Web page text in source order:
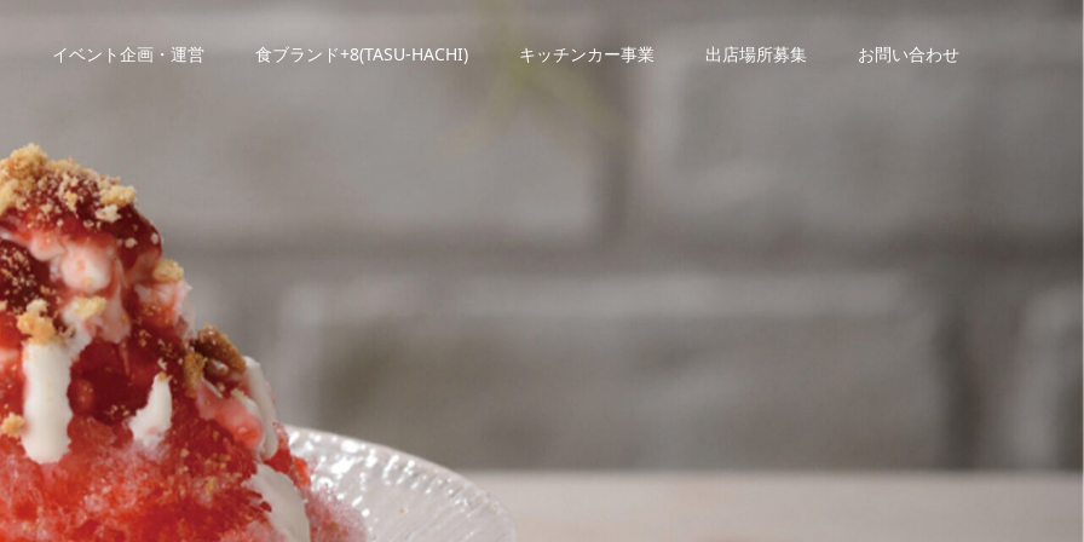
イベント企画・運営 食ブランド+8(TASU-HACHI) キッチンカー事業 出店場所募集 お問い合わせ